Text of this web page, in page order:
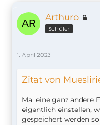
Arthuro
Schüler
1. April 2023
Zitat von
Mal eine ganz andere
eigentlich einstellen,
gespeichert werden